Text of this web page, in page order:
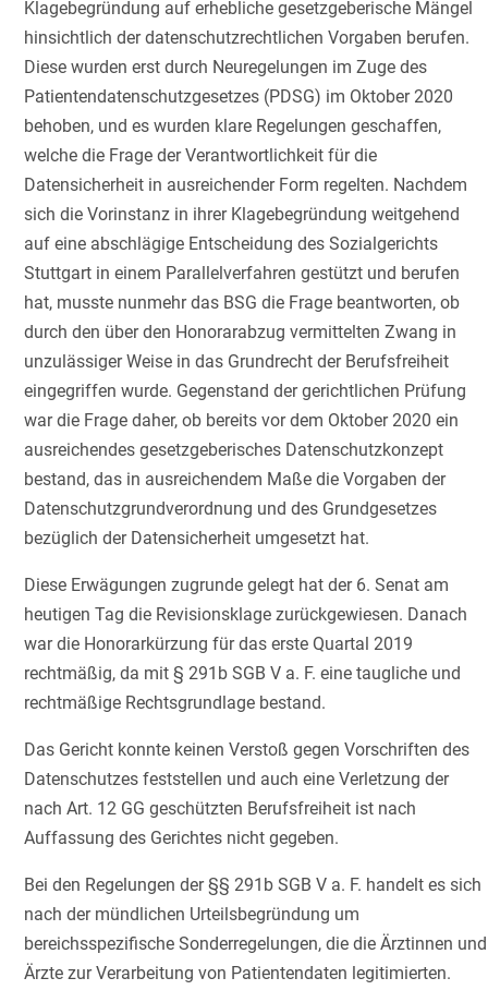
Klagebegründung auf erhebliche gesetzgeberische Mängel
hinsichtlich der datenschutzrechtlichen Vorgaben berufen.
Diese wurden erst durch Neuregelungen im Zuge des
Patientendatenschutzgesetzes (PDSG) im Oktober 2020
behoben, und es wurden klare Regelungen geschaffen,
welche die Frage der Verantwortlichkeit für die
Datensicherheit in ausreichender Form regelten. Nachdem
sich die Vorinstanz in ihrer Klagebegründung weitgehend
auf eine abschlägige Entscheidung des Sozialgerichts
Stuttgart in einem Parallelverfahren gestützt und berufen
hat, musste nunmehr das BSG die Frage beantworten, ob
durch den über den Honorarabzug vermittelten Zwang in
unzulässiger Weise in das Grundrecht der Berufsfreiheit
eingegriffen wurde. Gegenstand der gerichtlichen Prüfung
war die Frage daher, ob bereits vor dem Oktober 2020 ein
ausreichendes gesetzgeberisches Datenschutzkonzept
bestand, das in ausreichendem Maße die Vorgaben der
Datenschutzgrundverordnung und des Grundgesetzes
bezüglich der Datensicherheit umgesetzt hat.
Diese Erwägungen zugrunde gelegt hat der 6. Senat am
heutigen Tag die Revisionsklage zurückgewiesen. Danach
war die Honorarkürzung für das erste Quartal 2019
rechtmäßig, da mit § 291b SGB V a. F. eine taugliche und
rechtmäßige Rechtsgrundlage bestand.
Das Gericht konnte keinen Verstoß gegen Vorschriften des
Datenschutzes feststellen und auch eine Verletzung der
nach Art. 12 GG geschützten Berufsfreiheit ist nach
Auffassung des Gerichtes nicht gegeben.
Bei den Regelungen der §§ 291b SGB V a. F. handelt es sich
nach der mündlichen Urteilsbegründung um
bereichsspezifische Sonderregelungen, die die Ärztinnen und
Ärzte zur Verarbeitung von Patientendaten legitimierten.